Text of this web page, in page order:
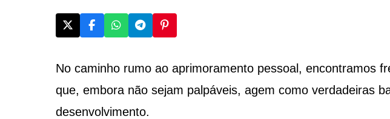
No caminho rumo ao aprimoramento pessoal, encontramos
que, embora não sejam palpáveis, agem como verdadeiras
desenvolvimento.